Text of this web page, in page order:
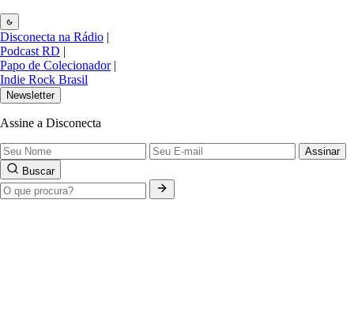
Disconecta na Rádio |
Podcast RD |
Papo de Colecionador |
Indie Rock Brasil
Newsletter
Assine a Disconecta
Assinar
Buscar